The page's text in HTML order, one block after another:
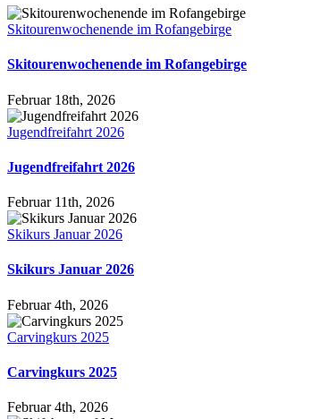
Skitourenwochenende im Rofangebirge
Skitourenwochenende im Rofangebirge
Februar 18th, 2026
Jugendfreifahrt 2026
Jugendfreifahrt 2026
Februar 11th, 2026
Skikurs Januar 2026
Skikurs Januar 2026
Februar 4th, 2026
Carvingkurs 2025
Carvingkurs 2025
Februar 4th, 2026